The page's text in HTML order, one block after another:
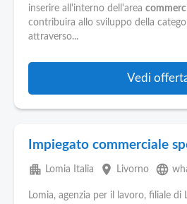
inserire all'interno dell'area
contribuira allo sviluppo della
attraverso...
Vedi
Impiegato commerciale
apartment Lomia Italia place Livorno language
Lomia, agenzia per il lavoro, filiale di